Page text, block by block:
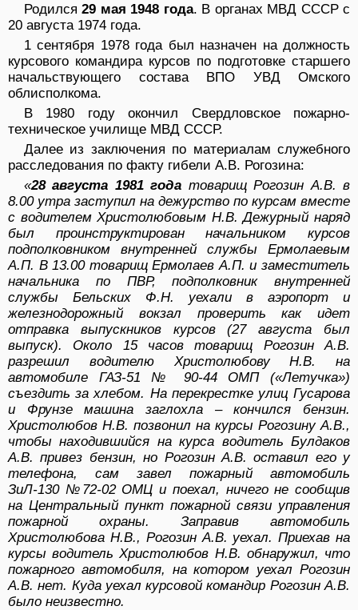
Родился29 мая 1948 года. В органах МВД СССР с
20 августа 1974 года.
1 сентября 1978 года был назначен на должность
курсового командира курсов по подготовке старшего
начальствующего состава ВПО УВД Омского
облисполкома.
В 1980 году окончил Свердловское пожарно-
техническое училище МВД СССР.
Далее из заключения по материалам служебного
расследования по факту гибели А.В. Рогозина:
«28 августа 1981 года товарищ Рогозин А.В. в
8.00 утра заступил на дежурство по курсам вместе
с водителем Христолюбовым Н.В. Дежурный наряд
был проинструктирован начальником курсов
подполковником внутренней службы Ермолаевым
А.П. В 13.00 товарищ Ермолаев А.П. и заместитель
начальника по ПВР, подполковник внутренней
службы Бельских Ф.Н. уехали в аэропорт и
железнодорожный вокзал проверить как идет
отправка выпускников курсов (27 августа был
выпуск). Около 15 часов товарищ Рогозин А.В.
разрешил водителю Христолюбову Н.В. на
автомобиле ГАЗ-51 № 90-44 ОМП («Летучка»)
съездить за хлебом. На перекрестке улиц Гусарова
и Фрунзе машина заглохла – кончился бензин.
Христолюбов Н.В. позвонил на курсы Рогозину А.В.,
чтобы находившийся на курса водитель Булдаков
А.В. привез бензин, но Рогозин А.В. оставил его у
телефона, сам завел пожарный автомобиль
ЗиЛ-130 №72-02 ОМЦ и поехал, ничего не сообщив
на Центральный пункт пожарной связи управления
пожарной охраны. Заправив автомобиль
Христолюбова Н.В., Рогозин А.В. уехал. Приехав на
курсы водитель Христолюбов Н.В. обнаружил, что
пожарного автомобиля, на котором уехал Рогозин
А.В. нет. Куда уехал курсовой командир Рогозин А.В.
было неизвестно.